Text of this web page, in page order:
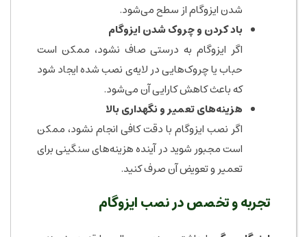
شدن ایزوگام از سطح می‌شود.
باد کردن و چروک شدن ایزوگام
اگر ایزوگام به درستی صاف نشود، ممکن است
حباب یا چروک‌هایی در لایه‌ی نصب شده ایجاد شود
که باعث کاهش کارایی آن می‌شود.
هزینه‌های تعمیر و نگهداری بالا
اگر نصب ایزوگام با دقت کافی انجام نشود، ممکن
است مجبور شوید در آینده هزینه‌های سنگینی برای
تعمیر و تعویض آن صرف کنید.
تجربه و تخصص در نصب ایزوگام